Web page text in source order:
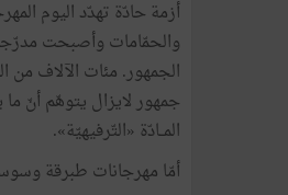
أزمة حادّة تهدّد اليوم
والحمّامات وأصبحت
الجمهور. مئات الآلاف من
جمهور لايزال يتوهّم أنّ ما
المــادّة «التّرفيهيّة».
أمّا مهرجانات طبرقة